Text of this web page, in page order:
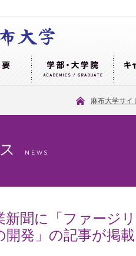
麻布大学サイ
NEWS
新聞に「ファージ
開発」の記事が掲